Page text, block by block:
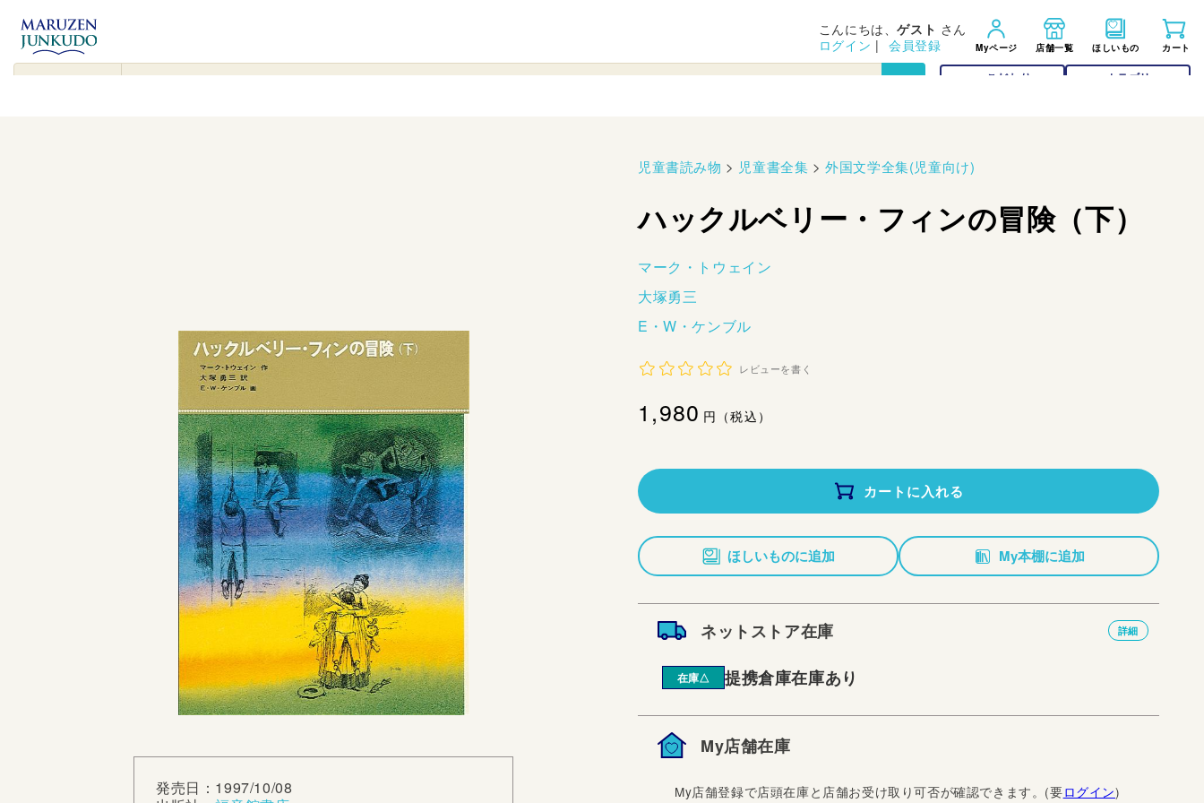
コンテンツ
に進む
▾ こだわり カテゴリー
こんにちは、ゲスト さん
ログイン | 会員登録 Myページ 店舗一覧 ほしいもの カート
発売日：1997/10/08
児童書読み物 > 児童書全集 >外国文学全集(児童向け)
ハックルベリー・フィンの冒険（下）
マーク・トウェイン
大塚勇三
E・W・ケンブル
レビューを書く
通
価
格
1,980円（税込）
カートに入れる
ほしいものに追加 My本棚に追加
ネットストア在庫 詳細
在庫△ 提携倉庫在庫あり
My店舗在庫
My店舗登録で店頭在庫と店舗お受け取り可否が確認できます。(要ログイン)